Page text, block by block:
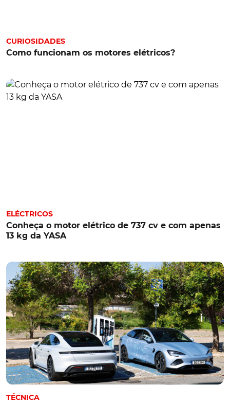
CURIOSIDADES
Como funcionam os motores elétricos?
ELÉCTRICOS
Conheça o motor elétrico de 737 cv e com apenas
13 kg da YASA
TÉCNICA